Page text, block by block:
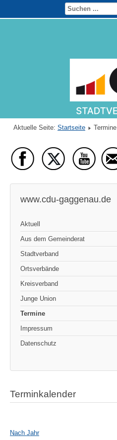
Aktuelle Seite: Startseite Termine
www.cdu-gaggenau.de
Aktuell
Aus dem Gemeinderat
Stadtverband
Ortsverbände
Kreisverband
Junge Union
Termine
Impressum
Datenschutz
Terminkalender
Nach Jahr